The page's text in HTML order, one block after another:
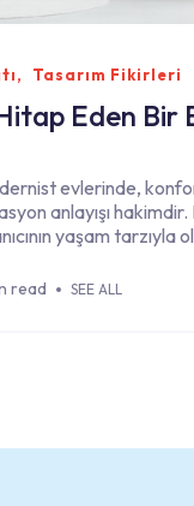
Tasarım Fikirleri
Eden Bir
evlerinde,
anlayışı
yaşam tarzıyla
read SEE ALL